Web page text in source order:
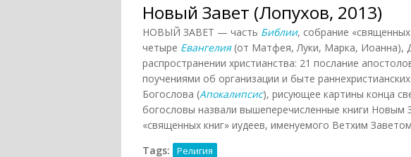
Новый Завет (Лопухов, 2013)
НОВЫЙ ЗАВЕТ — часть Библии, собрание «священных
четыре Евангелия(от Матфея, Луки, Марка, Иоанна),
распространении христианства: 21 послание
поучениями об организации и быте
Богослова (Апокалипсис), рисующее картины конца
богословы назвали вышеперечисленные книги Новым
«священных книг» иудеев, именуемого Ветхим
Tags:
Религия